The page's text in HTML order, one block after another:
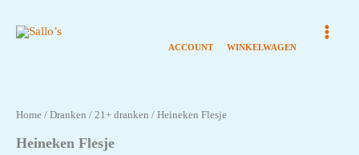
naar
Home / Dranken / 21+ dranken / Heineken Flesje
Heineken Flesje